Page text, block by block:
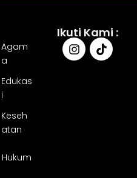
Agam
a
Edukas
i
Keseh
atan
Hukum
Ikuti Kami :